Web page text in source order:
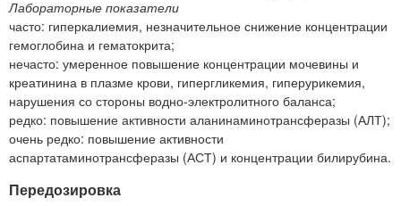
Лабораторные показатели
часто: гиперкалиемия, незначительное снижение концентрации
гемоглобина и гематокрита;
нечасто: умеренное повышение концентрации мочевины и
креатинина в плазме крови, гипергликемия, гиперурикемия,
нарушения со стороны водно-электролитного баланса;
редко: повышение активности аланинаминотрансферазы (АЛТ);
очень редко: повышение активности
аспартатаминотрансферазы (АСТ) и концентрации билирубина.
Передозировка